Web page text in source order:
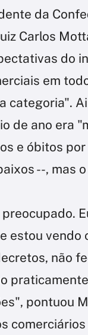
da
Carlos
do
em
categoria".
de ano era
e óbitos
--, mas
estou
não
pontuou